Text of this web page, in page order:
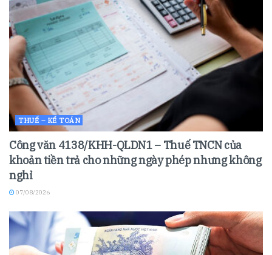
THUẾ – KẾ TOÁN
Công văn 4138/KHH-QLDN1 – Thuế TNCN của
khoản tiền trả cho những ngày phép nhưng không
nghỉ
07/08/2026